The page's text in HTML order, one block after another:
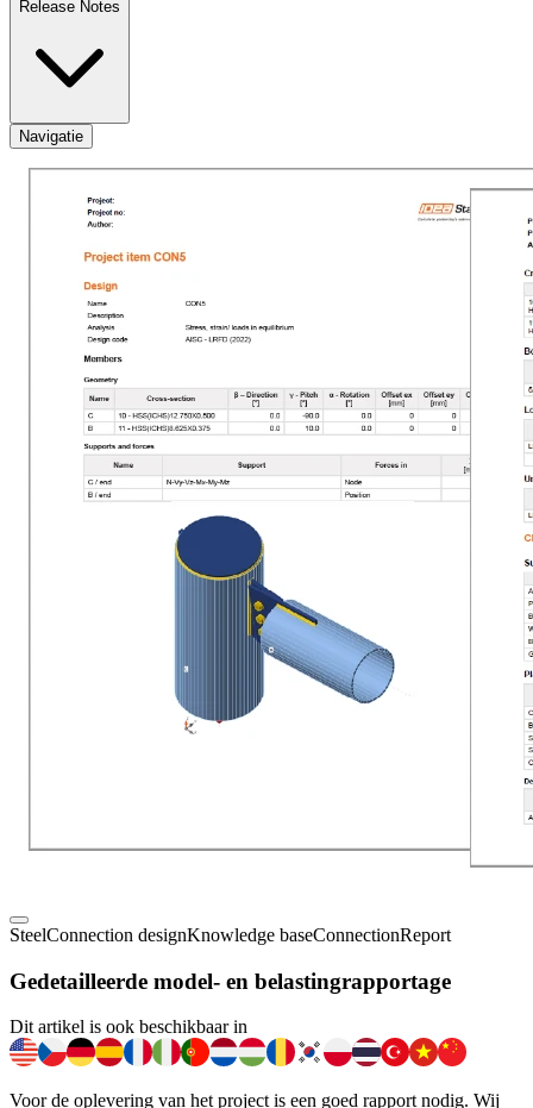
Release Notes
Navigatie
SteelConnection designKnowledge baseConnectionReport
Gedetailleerde model- en belastingrapportage
Dit artikel is ook beschikbaar in
Voor de oplevering van het project is een goed rapport nodig. Wij